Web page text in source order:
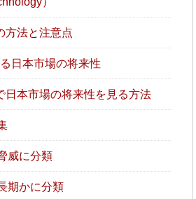
方法と注意点
日本市場の将来性
日本市場の将来性を見る方法
威に分類
期かに分類